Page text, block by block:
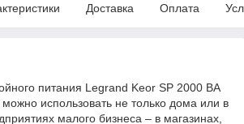
Доставка Оплата
питания Legrand Keor SP 2000 ВА
использовать не только дома или в
малого бизнеса – в магазинах,